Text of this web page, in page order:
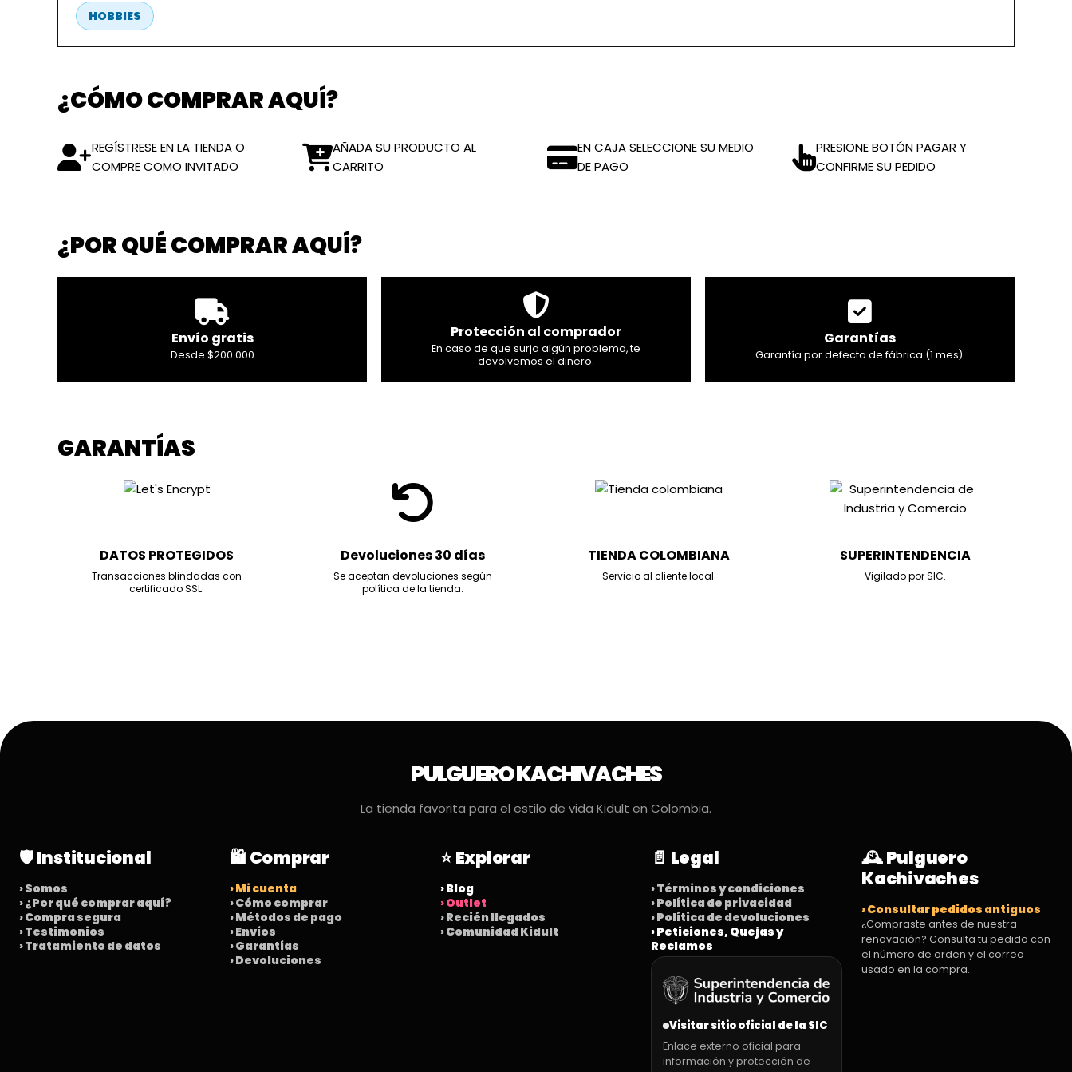
HOBBIES
¿CÓMO COMPRAR AQUÍ?
REGÍSTRESE EN LA TIENDA O
COMPRE COMO INVITADO
AÑADA SU PRODUCTO AL
CARRITO
EN CAJA SELECCIONE SU MEDIO
DE PAGO
PRESIONE BOTÓN PAGAR Y
CONFIRME SU PEDIDO
¿POR QUÉ COMPRAR AQUÍ?
Envío gratis
Desde $200.000
Protección al comprador
En caso de que surja algún problema, te
devolvemos el dinero.
Garantías
Garantía por defecto de fábrica (1 mes).
GARANTÍAS
DATOS PROTEGIDOS
Transacciones blindadas con
certificado SSL.
Devoluciones 30 días
Se aceptan devoluciones según
política de la tienda.
TIENDA COLOMBIANA
Servicio al cliente local.
SUPERINTENDENCIA
Vigilado por SIC.
PULGUERO KACHIVACHES
La tienda favorita para el estilo de vida Kidult en Colombia.
🛡️ Institucional
› Somos
› ¿Por qué comprar aquí?
› Compra segura
› Testimonios
› Tratamiento de datos
🛍️ Comprar
› Mi cuenta
› Cómo comprar
› Métodos de pago
› Envíos
› Garantías
› Devoluciones
⭐ Explorar
› Blog
› Outlet
› Recién llegados
› Comunidad Kidult
📄 Legal
› Términos y condiciones
› Política de privacidad
› Política de devoluciones
› Peticiones, Quejas y
Reclamos
Visitar sitio oficial de la SIC
Enlace externo oficial para
información y protección de
🕰️ Pulguero
Kachivaches
› Consultar pedidos antiguos
¿Compraste antes de nuestra
renovación? Consulta tu pedido con
el número de orden y el correo
usado en la compra.